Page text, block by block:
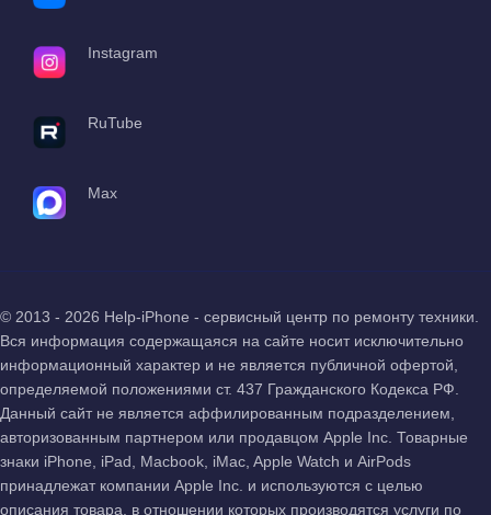
Instagram
RuTube
Max
© 2013 - 2026 Help-iPhone - сервисный центр по ремонту техники.
Вся информация содержащаяся на сайте носит исключительно
информационный характер и не является публичной офертой,
определяемой положениями ст. 437 Гражданского Кодекса РФ.
Данный сайт не является аффилированным подразделением,
авторизованным партнером или продавцом Apple Inc. Товарные
знаки iPhone, iPad, Macbook, iMac, Apple Watch и AirPods
принадлежат компании Apple Inc. и используются с целью
описания товара, в отношении которых производятся услуги по